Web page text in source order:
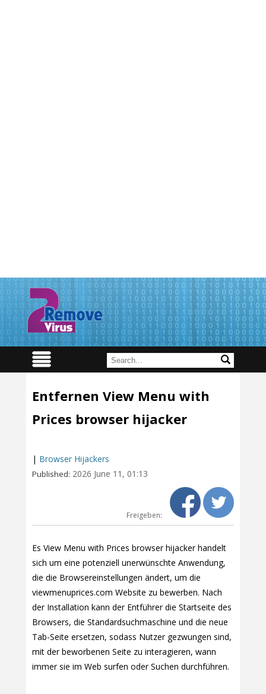
Entfernen View Menu with
Prices browser hijacker
| Browser Hijackers
Published: 2026 June 11, 01:13
Freigeben:
Es View Menu with Prices browser hijacker handelt
sich um eine potenziell unerwünschte Anwendung,
die die Browsereinstellungen ändert, um die
viewmenuprices.com Website zu bewerben. Nach
der Installation kann der Entführer die Startseite des
Browsers, die Standardsuchmaschine und die neue
Tab-Seite ersetzen, sodass Nutzer gezwungen sind,
mit der beworbenen Seite zu interagieren, wann
immer sie im Web surfen oder Suchen durchführen.